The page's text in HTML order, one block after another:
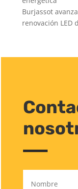
Burjassot
renovación LED